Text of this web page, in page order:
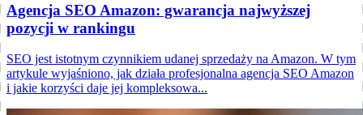
Agencja SEO Amazon: gwarancja najwyższej
pozycji w rankingu
SEO jest istotnym czynnikiem udanej sprzedaży na Amazon. W tym
artykule wyjaśniono, jak działa profesjonalna agencja SEO Amazon
i jakie korzyści daje jej kompleksowa...